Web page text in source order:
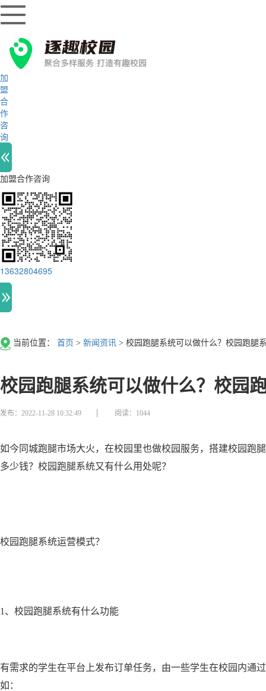
加
盟
合
作
咨
询
加盟合作咨询
13632804695
当前位置： 首页 > 新闻资讯 > 校园跑腿系统可以做什么？校园跑腿
校园跑腿系统可以做什么？校园
发布：2022-11-28 10:32:49 阅读：1044
如今同城跑腿市场大火，在校园里也做校园服务，搭建校园跑
多少钱？校园跑腿系统又有什么用处呢？
校园跑腿系统运营模式？
1、校园跑腿系统有什么功能
有需求的学生在平台上发布订单任务，由一些学生在校园内通
如：